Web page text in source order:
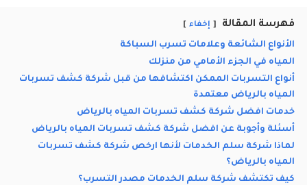
فهرسة المقالة إخفاء
الأنواع الشائعة وعلامات تسرب السباكة
المياه في الجزء الأمامي من منزلك
أنواع التسربات الممكن اكتشافها من قبل شركة كشف تسربات
المياه بالرياض معتمدة
خدمات افضل شركة كشف تسربات المياه بالرياض
أسئلة وأجوبة عن افضل شركة كشف تسربات المياه بالرياض
لماذا شركة سلم الخدمات لأنها ارخص شركة كشف تسربات
المياه بالرياض؟
كيف تكتشف شركة سلم الخدمات مصدر التسرب؟